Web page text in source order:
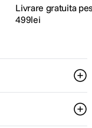
Livrare gratuita
499lei